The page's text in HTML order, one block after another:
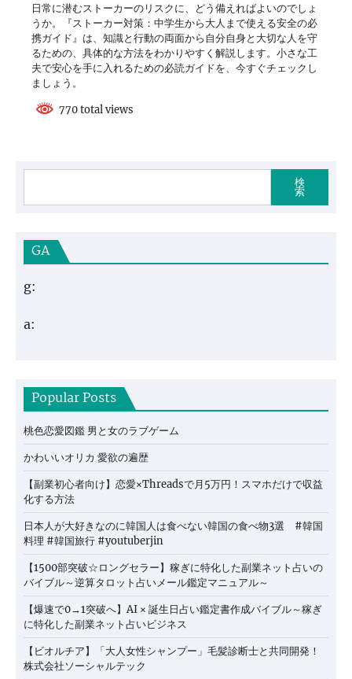
日常に潜むストーカーのリスクに、どう備えればよいのでしょ
うか。『ストーカー対策：中学生から大人まで使える安全の必
携ガイド』は、知識と行動の両面から自分自身と大切な人を守
るための、具体的な方法をわかりやすく解説します。小さな工
夫で安心を手に入れるための必読ガイドを、今すぐチェックし
ましょう。
770 total views
検
索
GA
g:
a:
Popular Posts
桃色恋愛図鑑 男と女のラブゲーム
かわいいオリカ 愛欲の遍歴
【副業初心者向け】恋愛×Threadsで月5万円！スマホだけで収益
化する方法
日本人が大好きなのに韓国人は食べない韓国の食べ物3選 #韓国
料理 #韓国旅行 #youtuberjin
【1500部突破☆ロングセラー】稼ぎに特化した副業ネット占いの
バイブル～逆算タロット占いメール鑑定マニュアル～
【爆速で0→1突破へ】AI × 誕生日占い鑑定書作成バイブル～稼ぎ
に特化した副業ネット占いビジネス
【ビオルチア】「大人女性シャンプー」毛髪診断士と共同開発！
株式会社ソーシャルテック